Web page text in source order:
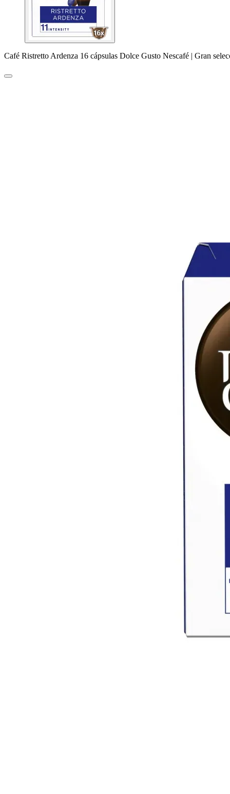
Café Ristretto Ardenza 16 cápsulas Dolce Gusto Nescafé | Gran